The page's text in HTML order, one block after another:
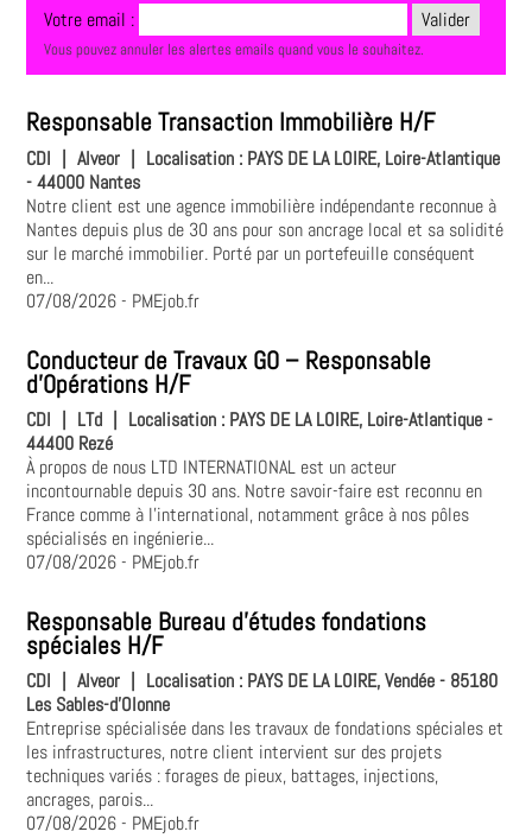
Votre email :
Vous pouvez annuler les alertes emails quand vous le souhaitez.
Responsable Transaction Immobilière H/F
CDI | Alveor | Localisation : PAYS DE LA LOIRE, Loire-Atlantique
- 44000 Nantes
Notre client est une agence immobilière indépendante reconnue à
Nantes depuis plus de 30 ans pour son ancrage local et sa solidité
sur le marché immobilier. Porté par un portefeuille conséquent
en...
07/08/2026- PMEjob.fr
Conducteur de Travaux GO – Responsable
d'Opérations H/F
CDI LTd Localisation : PAYS DE LA LOIRE, Loire-Atlantique -
44400 Rezé
À propos de nous LTD INTERNATIONAL est un acteur
incontournable depuis 30 ans. Notre savoir-faire est reconnu en
France comme à l'international, notamment grâce à nos pôles
spécialisés en ingénierie...
07/08/2026- PMEjob.fr
Responsable Bureau d'études fondations
spéciales H/F
CDI Alveor Localisation : PAYS DE LA LOIRE, Vendée - 85180
Les Sables-d'Olonne
Entreprise spécialisée dans les travaux de fondations spéciales et
les infrastructures, notre client intervient sur des projets
techniques variés : forages de pieux, battages, injections,
ancrages, parois...
07/08/2026- PMEjob.fr